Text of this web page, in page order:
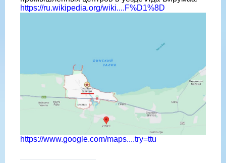
https://ru.wikipedia.org/wiki....F%D1%8D
https://www.google.com/maps....try=ttu